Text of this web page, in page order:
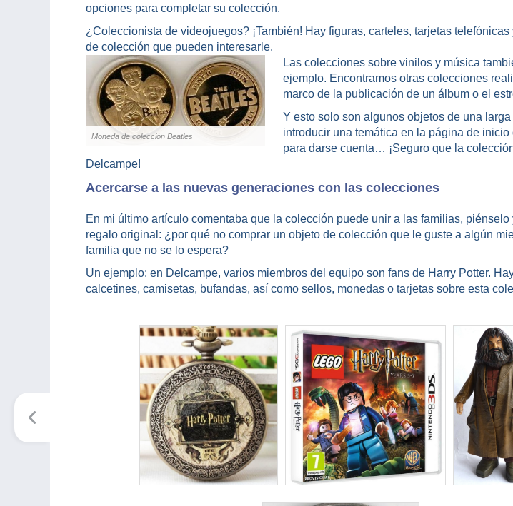
opciones para completar su colección.
¿Coleccionista de videojuegos? ¡También! Hay figuras, carteles, tarjetas telefónicas
de colección que pueden interesarle.
Moneda de colección Beatles
Las colecciones sobre vinilos y música
ejemplo. Encontramos otras colecciones
marco de la publicación de un álbum o el
Y esto solo son algunos objetos de una
introducir una temática en la página de
para darse cuenta… ¡Seguro que la
Delcampe!
Acercarse a las nuevas generaciones con las colecciones
En mi último artículo comentaba que la colección puede unir a las familias, piénselo
regalo original: ¿por qué no comprar un objeto de colección que le guste a algún
familia que no se lo espera?
Un ejemplo: en Delcampe, varios miembros del equipo son fans de Harry Potter.
calcetines, camisetas, bufandas, así como sellos, monedas o tarjetas sobre esta